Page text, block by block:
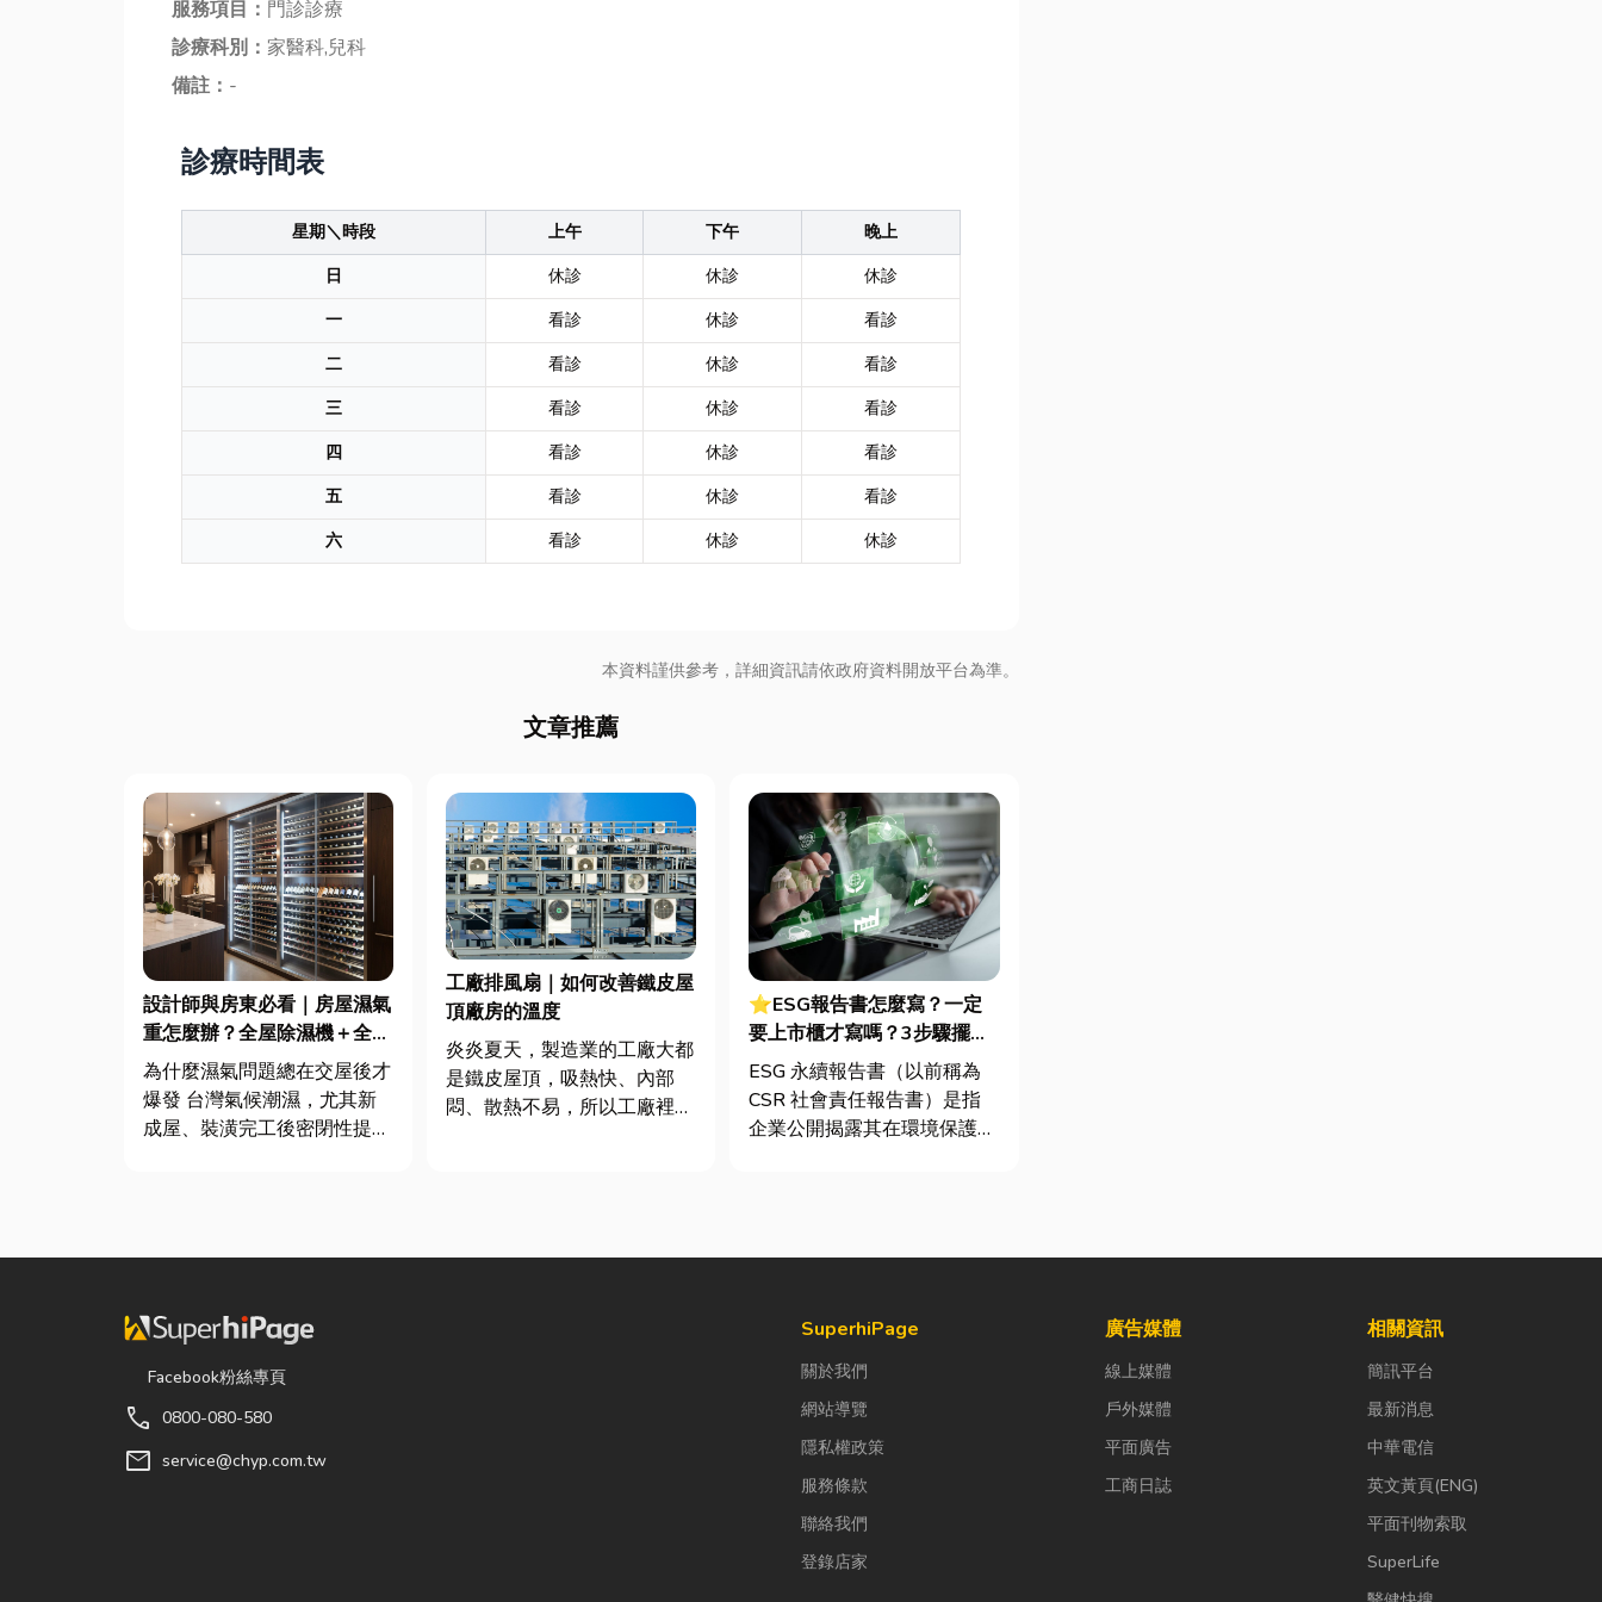
服務項目： 門診診療
診療科別： 家醫科,兒科
備註： -
診療時間表
星期＼時段 上午 下午
晚上
日
休診 休診
休診
一
看診 休診
看診
二
看診 休診
看診
三
看診 休診
看診
四
看診 休診
看診
五
看診 休診
看診
六
看診 休診 休診
本資料謹供參考，詳細資訊請依政府資料開放平台為準。
文章推薦
設計師與房東必看｜房屋濕氣
重怎麼辦？全屋除濕機＋全熱
交換器整合安裝|提升居住品
質與續租率
為什麼濕氣問題總在交屋後才
爆發 台灣氣候潮濕，尤其新
成屋、裝潢完工後密閉性提
變...
工廠排風扇｜如何改善鐵皮屋
頂廠房的溫度
炎炎夏天，製造業的工廠大都
是鐵皮屋頂，吸熱快、內部
悶、散熱不易，所以工廠裡的
⭐ESG報告書怎麼寫？一定
要上市櫃才寫嗎？3步驟擺脫
綠色轉型焦慮
ESG 永續報告書（以前稱為
CSR 社會責任報告書）是指
企業公開揭露其在環境保護
司，為...
Facebook粉絲專頁
call 0800-080-580
mail service@chyp.com.tw
SuperhiPage
關於我們
網站導覽
隱私權政策
服務條款
聯絡我們
登錄店家
廣告媒體
線上媒體
戶外媒體
平面廣告
工商日誌
相關資訊
簡訊平台
最新消息
中華電信
英文黃頁(ENG)
平面刊物索取
SuperLife